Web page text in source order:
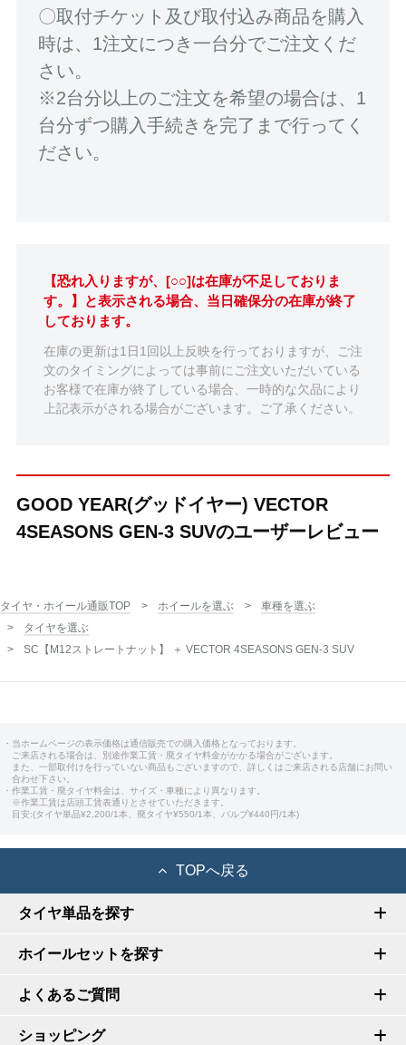
〇取付チケット及び取付込み商品を購入
時は、1注文につき一台分でご注文くだ
さい。
※2台分以上のご注文を希望の場合は、1
台分ずつ購入手続きを完了まで行ってく
ださい。
【恐れ入りますが、[○○]は在庫が不足しておりま
す。】と表示される場合、当日確保分の在庫が終了
しております。
在庫の更新は1日1回以上反映を行っておりますが、ご注
文のタイミングによっては事前にご注文いただいている
お客様で在庫が終了している場合、一時的な欠品により
上記表示がされる場合がございます。ご了承ください。
GOOD YEAR(グッドイヤー) VECTOR
4SEASONS GEN-3 SUVのユーザーレビュー
タイヤ・ホイール通販TOP ホイールを選ぶ
車種を選ぶ
タイヤを選ぶ
SC【M12ストレートナット】 ＋ VECTOR 4SEASONS GEN-3 SUV
・当ホームページの表示価格は通信販売での購入価格となっております。
ご来店される場合は、別途作業工賃・廃タイヤ料金がかかる場合がございます。
また、一部取付けを行っていない商品もございますので、詳しくはご来店される店舗にお問い
合わせ下さい。
・作業工賃・廃タイヤ料金は、サイズ・車種により異なります。
※作業工賃は店頭工賃表通りとさせていただきます。
目安:(タイヤ単品¥2,200/1本、廃タイヤ¥550/1本、バルブ¥440円/1本)
TOPへ戻る
タイヤ単品を探す
ホイールセットを探す
よくあるご質問
ショッピング